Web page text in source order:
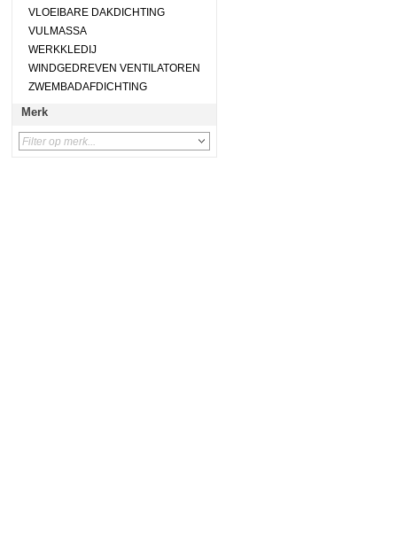
VLOEIBARE DAKDICHTING
VULMASSA
WERKKLEDIJ
WINDGEDREVEN VENTILATOREN
ZWEMBADAFDICHTING
Merk